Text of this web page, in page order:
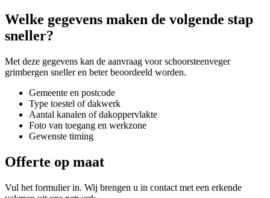
Welke gegevens maken de volgende stap
sneller?
Met deze gegevens kan de aanvraag voorschoorsteenveger
grimbergen sneller en beter beoordeeld worden.
Gemeente en postcode
Type toestel of dakwerk
Aantal kanalen of dakoppervlakte
Foto van toegang en werkzone
Gewenste timing
Offerte op maat
Vul het formulier in. Wij brengen u in contact met een erkende